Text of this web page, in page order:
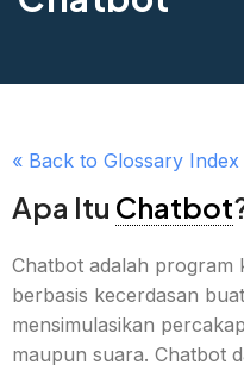
« Back to Glossary Index
Apa Itu Chatbot
Chatbot adalah program
berbasis kecerdasan
mensimulasikan
maupun suara. Chatbot